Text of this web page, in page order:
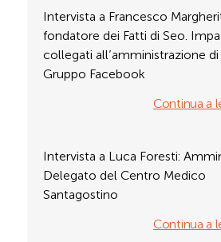
Intervista a Francesco
fondatore dei Fatti di Seo.
collegati all’amministrazione di
Gruppo Facebook
Continua a
Intervista a Luca Foresti:
Delegato del Centro Medico
Santagostino
Continua a